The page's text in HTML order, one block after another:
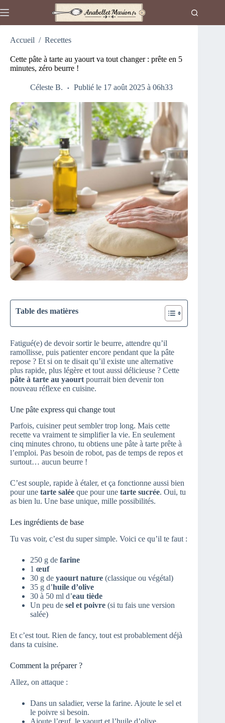
au
Accueil / Recettes
Cette pâte à tarte au yaourt va tout changer : prête en 5
minutes, zéro beurre !
Céleste B. Publié le 17 août 2025 à 06h33
Table des matières
Fatigué(e) de devoir sortir le beurre, attendre qu’il
ramollisse, puis patienter encore pendant que la pâte
repose ? Et si on te disait qu’il existe une alternative
plus rapide, plus légère et tout aussi délicieuse ? Cette
pâte à tarte au yaourt pourrait bien devenir ton
nouveau réflexe en cuisine.
Une pâte express qui change tout
Parfois, cuisiner peut sembler trop long. Mais cette
recette va vraiment te simplifier la vie. En seulement
cinq minutes chrono, tu obtiens une pâte à tarte prête à
l’emploi. Pas besoin de robot, pas de temps de repos et
surtout… aucun beurre !
C’est souple, rapide à étaler, et ça fonctionne aussi bien
pour une tarte salée que pour une tarte sucrée. Oui, tu
as bien lu. Une base unique, mille possibilités.
Les ingrédients de base
Tu vas voir, c’est du super simple. Voici ce qu’il te faut :
250 g de farine
1 œuf
30 g de yaourt nature (classique ou végétal)
35 g d’huile d’olive
30 à 50 ml d’eau tiède
Un peu de sel et poivre (si tu fais une version
salée)
Et c’est tout. Rien de fancy, tout est probablement déjà
dans ta cuisine.
Comment la préparer ?
Allez, on attaque :
Dans un saladier, verse la farine. Ajoute le sel et
le poivre si besoin.
Ajoute l’œuf, le yaourt et l’huile d’olive.